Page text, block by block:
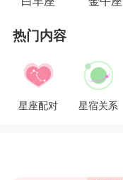
在爱情里，一定要
心，理解尊重彼
缚，然后甜蜜并轻
星座乐原创文章
热门内容
星座配对 星宿关系